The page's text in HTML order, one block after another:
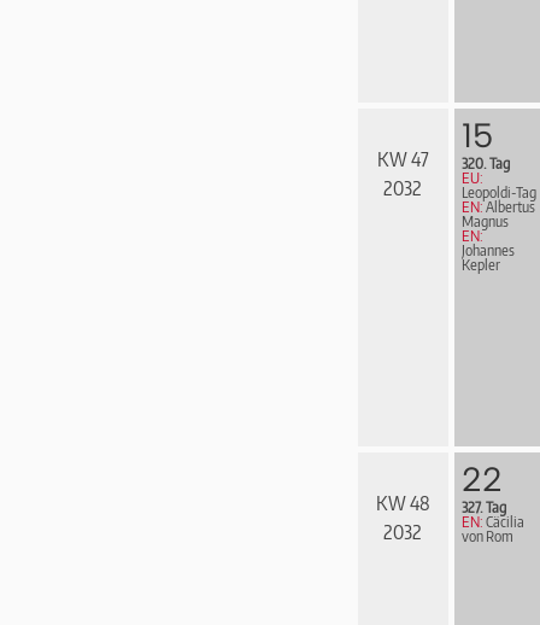
KW 47
2032
15
320. Tag
EU:
Leopoldi-Tag
EN:Albertus
Magnus
EN:
Johannes
Kepler
KW 48
2032
22
327. Tag
EN: Cäcilia
von Rom